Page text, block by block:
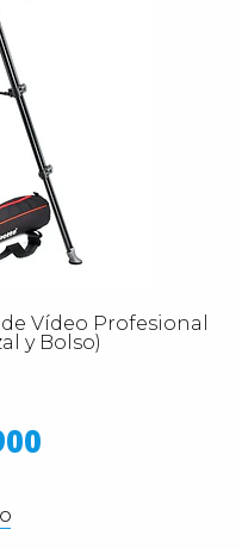
Vídeo Profesional
y Bolso)